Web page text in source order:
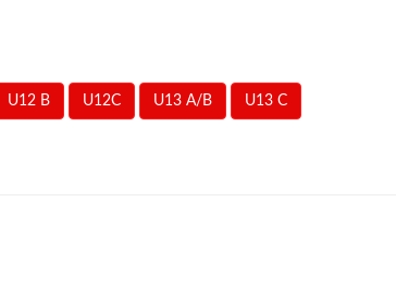
U12 B U12C U13 A/B U13 C